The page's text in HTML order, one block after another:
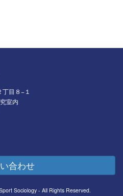
目８−１
室内
合わせ
Sociology - All Rights Reserved.